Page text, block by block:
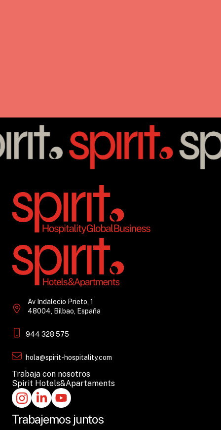
Av Indalecio Prieto, 1
48004, Bilbao, España
944 328 575
hola@spirit-hospitality.com
Trabaja con nosotros
Spirit Hotels&Apartaments
Trabajemos juntos